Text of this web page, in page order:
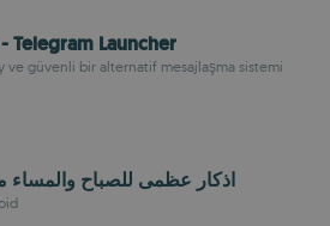
Telegram Launcher
ve güvenli bir alternatif mesajlaşma sistemi
اذكار عظمى للصباح